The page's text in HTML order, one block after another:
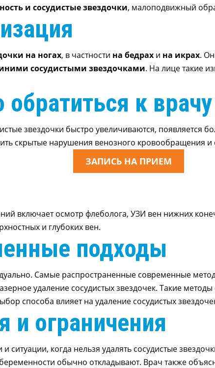
и сосудистые звездочки, малоподвижный
на ногах, в частности на бедрахи на икрах.
сосудистыми звездочками. На лице такие
к врачу
звездочки быстро увеличиваются, появляется
скрытые нарушения венозного кровообращения и
ЗАПИСЬ НА ПРИЕМ
включает осмотр флеболога, УЗИ вен нижних
и глубоких вен.
подходы
Самые распространенные современные
удаление сосудистых звездочек. Такие
способа влияет на удаление сосудистых
и ограничения
ситуации, когда нельзя удалять сосудистые
обычно откладывают. Врач также